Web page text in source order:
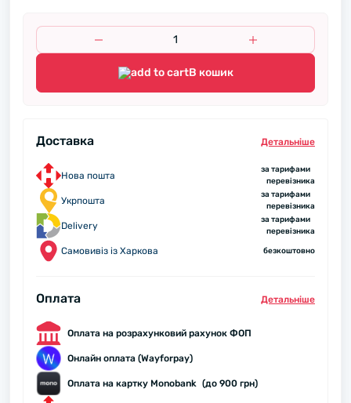
В кошик
Доставка Детальнiше
Нова пошта
за тарифами
перевізника
Укрпошта
за тарифами
перевізника
Delivery
за тарифами
перевізника
Самовивіз із Харкова безкоштовно
Оплата Детальнiше
Оплата на розрахунковий рахунок ФОП
Онлайн оплата (Wayforpay)
Оплата на картку Monobank (до 900 грн)